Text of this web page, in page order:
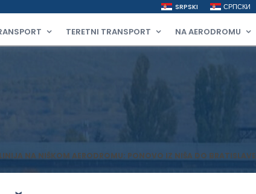
SRPSKI СРПСКИ
TERETNI TRANSPORT NA AERODROMU
NA NIŠKOM AERODROMU: PONOVO IZ NIŠA DO BRATISLAVE